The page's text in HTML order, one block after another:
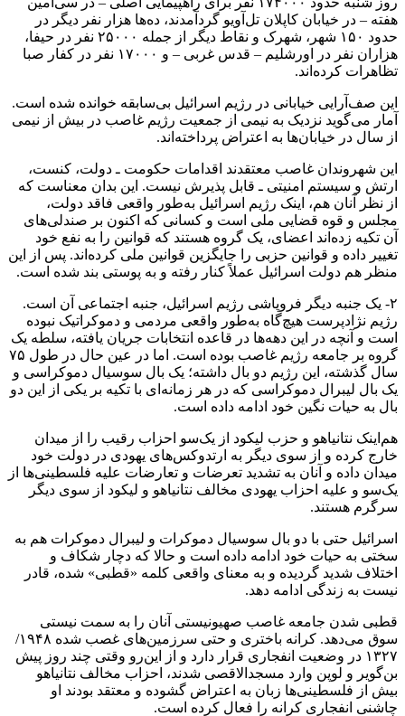
هفته – در خیابان کاپلان تل‌آویو گردآمدند، ده‌ها هزار نفر دیگر در
حدود ۱۵۰ شهر، شهرک و نقاط دیگر از جمله ۲۵۰۰۰ نفر در حیفا،
هزاران نفر در اورشلیم – قدس غربی – و ۱۷۰۰۰ نفر در کفار صبا
تظاهرات کرده‌اند.
این صف‌آرایی خیابانی در رژیم اسرائیل بی‌سابقه خوانده شده است.
آمار می‌گوید نزدیک به نیمی از جمعیت رژیم غاصب در بیش از نیمی
از سال در خیابان‌ها به اعتراض پرداخته‌اند.
این شهروندان غاصب معتقدند اقدامات حکومت ـ دولت، کنست،
ارتش و سیستم امنیتی ـ قابل پذیرش نیست. این بدان معناست که
از نظر آنان هم، اینک رژیم اسرائیل به‌طور واقعی فاقد دولت،
مجلس و قوه قضایی ملی است و کسانی که اکنون بر صندلی‌های
آن تکیه زده‌اند اعضای، یک گروه هستند که قوانین را به نفع خود
تغییر داده و قوانین حزبی را جایگزین قوانین ملی کرده‌اند. پس از این
منظر هم دولت اسرائیل عملاً کنار رفته و به پوستی بند شده است.
۲- یک جنبه دیگر فروپاشی رژیم اسرائیل، جنبه اجتماعی آن است.
رژیم نژادپرست هیچ‌گاه به‌طور واقعی مردمی و دموکراتیک نبوده
است و آنچه در این دهه‌ها در قاعده انتخابات جریان یافته، سلطه یک
گروه بر جامعه‌ رژیم غاصب بوده است. اما در عین حال در طول ۷۵
سال گذشته، این رژیم دو بال داشته؛ یک بال سوسیال دموکراسی و
یک بال لیبرال دموکراسی که در هر زمانه‌ای با تکیه بر یکی از این دو
بال به حیات نگین خود ادامه داده است.
هم‌اینک نتانیاهو و حزب لیکود از یک‌سو احزاب رقیب را از میدان
خارج کرده و از سوی دیگر به ارتدوکس‌های یهودی در دولت خود
میدان داده و آنان به تشدید تعرضات و تعارضات علیه فلسطینی‌ها از
یک‌سو و علیه احزاب یهودی مخالف نتانیاهو و لیکود از سوی دیگر
سرگرم هستند.
اسرائیل حتی با دو بال سوسیال دموکرات و لیبرال دموکرات هم به
سختی به حیات خود ادامه داده است و حالا که دچار شکاف و
اختلاف شدید گردیده و به معنای واقعی کلمه «قطبی» شده، قادر
نیست به زندگی ادامه دهد.
قطبی شدن جامعه غاصب صهیونیستی آنان را به سمت نیستی
سوق می‌دهد. کرانه باختری و حتی سرزمین‌های غصب شده ۱۹۴۸/
۱۳۲۷ در وضعیت انفجاری قرار دارد و از این‌رو وقتی چند روز پیش
بن‌گویر و لوپن وارد مسجدالاقصی شدند، احزاب مخالف نتانیاهو
بیش از فلسطینی‌ها زبان به اعتراض گشوده و معتقد بودند او
چاشنی انفجاری کرانه را فعال کرده است.